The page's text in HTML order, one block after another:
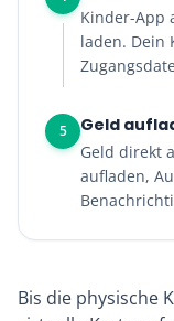
Kinder-App
laden. Dein
5 Geld
Geld direkt
aufladen,
Bis die physische